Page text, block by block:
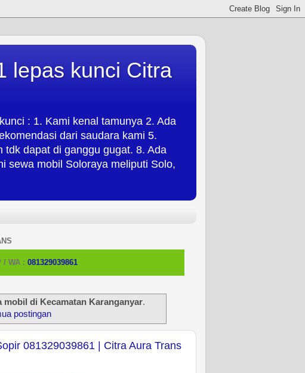
lepas kunci Citra
: 1. Kami kenal tamunya 2. Ada
dari saudara kami 5.
dapat di ganggu gugat. 8. Ada
sewa mobil Soloraya meliputi Solo,
/ WA : 081329039861
mobil di Kecamatan Karanganyar.
postingan
081329039861 | Citra Aura Trans